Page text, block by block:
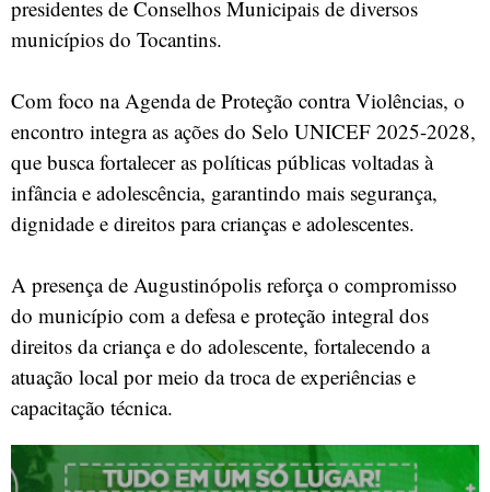
presidentes de Conselhos Municipais de diversos
municípios do Tocantins.
Com foco na Agenda de Proteção contra Violências, o
encontro integra as ações do Selo UNICEF 2025-2028,
que busca fortalecer as políticas públicas voltadas à
infância e adolescência, garantindo mais segurança,
dignidade e direitos para crianças e adolescentes.
A presença de Augustinópolis reforça o compromisso
do município com a defesa e proteção integral dos
direitos da criança e do adolescente, fortalecendo a
atuação local por meio da troca de experiências e
capacitação técnica.